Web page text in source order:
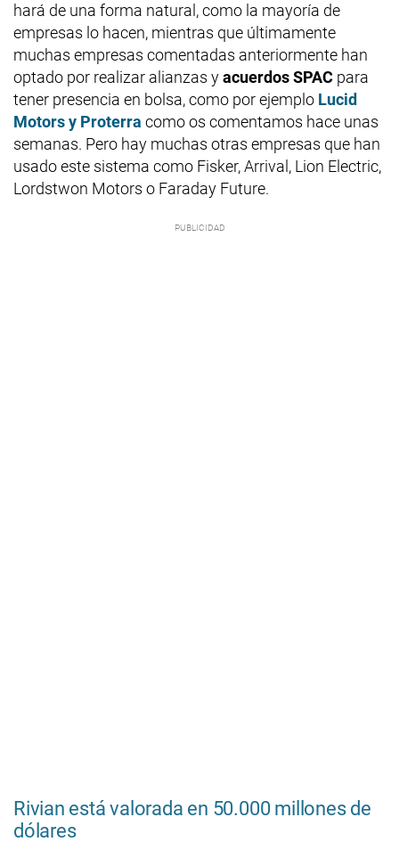
hará de una forma natural, como la mayoría de
empresas lo hacen, mientras que últimamente
muchas empresas comentadas anteriormente han
optado por realizar alianzas yacuerdos SPAC para
tener presencia en bolsa, como por ejemplo Lucid
Motors y Proterra como os comentamos hace unas
semanas. Pero hay muchas otras empresas que han
usado este sistema como Fisker, Arrival, Lion Electric,
Lordstwon Motors o Faraday Future.
Rivian está valorada en 50.000 millones de
dólares